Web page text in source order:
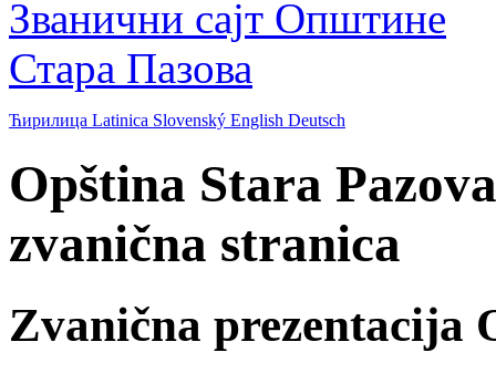
Ћирилица Latinica Slovenský English Deutsch
Opština Stara
zvanična stranica
Zvanična prezentacija